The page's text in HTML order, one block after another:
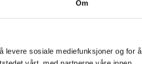
Om
levere sosiale mediefunksjoner og for å